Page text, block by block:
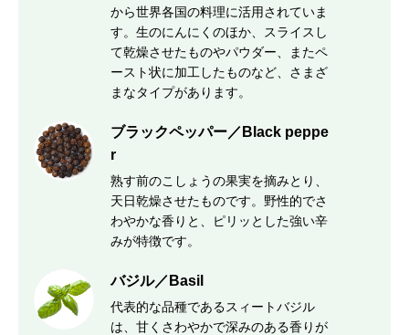
から世界各国の料理に活用されていま
す。生のにんにくのほか、スライスし
て乾燥させたものやパウダー、またペ
ースト状に加工したものなど、さまざ
まなタイプがあります。
ブラックペッパー／Black peppe
r
熟す前のこしょうの果実を摘みとり、
天日乾燥させたものです。野性的でさ
わやかな香りと、ピリッとした強い辛
みが特徴です。
バジル／Basil
代表的な品種であるスィートバジル
は、甘くさわやかで深みのある香りが